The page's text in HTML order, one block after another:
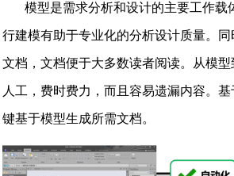
模型是需求分析和设计的主要工作载
行建模有助于专业化的分析设计质量。
文档，文档便于大多数读者阅读。从模
人工，费时费力，而且容易遗漏内容。
键基于模型生成所需文档。